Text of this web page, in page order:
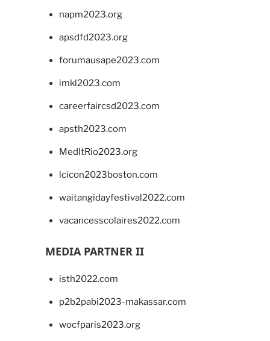
napm2023.org
apsdfd2023.org
forumausape2023.com
imkl2023.com
careerfaircsd2023.com
apsth2023.com
MedItRio2023.org
lcicon2023boston.com
waitangidayfestival2022.com
vacancesscolaires2022.com
MEDIA PARTNER II
isth2022.com
p2b2pabi2023-makassar.com
wocfparis2023.org